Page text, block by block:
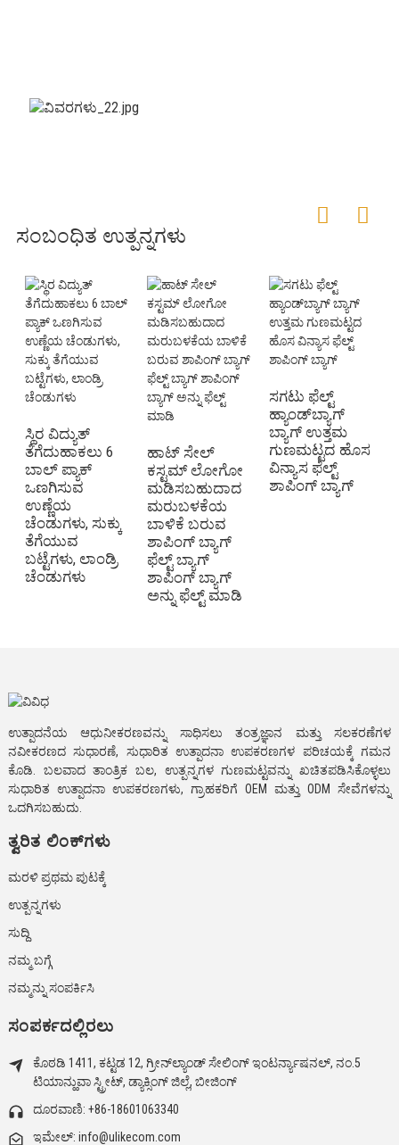
ಸಂಬಂಧಿತ ಉತ್ಪನ್ನಗಳು
ಸ್ಥಿರ ವಿದ್ಯುತ್
ತೆಗೆದುಹಾಕಲು 6
ಬಾಲ್ ಪ್ಯಾಕ್
ಒಣಗಿಸುವ
ಉಣ್ಣೆಯ
ಚೆಂಡುಗಳು, ಸುಕ್ಕು
ತೆಗೆಯುವ
ಬಟ್ಟೆಗಳು, ಲಾಂಡ್ರಿ
ಚೆಂಡುಗಳು
ಹಾಟ್ ಸೇಲ್
ಕಸ್ಟಮ್ ಲೋಗೋ
ಮಡಿಸಬಹುದಾದ
ಮರುಬಳಕೆಯ
ಬಾಳಿಕೆ ಬರುವ
ಶಾಪಿಂಗ್ ಬ್ಯಾಗ್
ಫೆಲ್ಟ್ ಬ್ಯಾಗ್
ಶಾಪಿಂಗ್ ಬ್ಯಾಗ್
ಅನ್ನು ಫೆಲ್ಟ್ ಮಾಡಿ
ಸಗಟು ಫೆಲ್ಟ್
ಹ್ಯಾಂಡ್‌ಬ್ಯಾಗ್
ಬ್ಯಾಗ್ ಉತ್ತಮ
ಗುಣಮಟ್ಟದ ಹೊಸ
ವಿನ್ಯಾಸ ಫೆಲ್ಟ್
ಶಾಪಿಂಗ್ ಬ್ಯಾಗ್
ಉತ್ಪಾದನೆಯ ಆಧುನೀಕರಣವನ್ನು ಸಾಧಿಸಲು ತಂತ್ರಜ್ಞಾನ ಮತ್ತು ಸಲಕರಣೆಗಳ
ನವೀಕರಣದ ಸುಧಾರಣೆ, ಸುಧಾರಿತ ಉತ್ಪಾದನಾ ಉಪಕರಣಗಳ ಪರಿಚಯಕ್ಕೆ ಗಮನ
ಕೊಡಿ. ಬಲವಾದ ತಾಂತ್ರಿಕ ಬಲ, ಉತ್ಪನ್ನಗಳ ಗುಣಮಟ್ಟವನ್ನು ಖಚಿತಪಡಿಸಿಕೊಳ್ಳಲು
ಸುಧಾರಿತ ಉತ್ಪಾದನಾ ಉಪಕರಣಗಳು, ಗ್ರಾಹಕರಿಗೆ OEM ಮತ್ತು ODM ಸೇವೆಗಳನ್ನು
ಒದಗಿಸಬಹುದು.
ತ್ವರಿತ ಲಿಂಕ್‌ಗಳು
ಮರಳಿ ಪ್ರಥಮ ಪುಟಕ್ಕೆ
ಉತ್ಪನ್ನಗಳು
ಸುದ್ದಿ
ನಮ್ಮ ಬಗ್ಗೆ
ನಮ್ಮನ್ನು ಸಂಪರ್ಕಿಸಿ
ಸಂಪರ್ಕದಲ್ಲಿರಲು
ಕೊಠಡಿ 1411, ಕಟ್ಟಡ 12, ಗ್ರೀನ್‌ಲ್ಯಾಂಡ್ ಸೇಲಿಂಗ್ ಇಂಟರ್ನ್ಯಾಷನಲ್, ನಂ.5
ಟಿಯಾನ್ಹುವಾ ಸ್ಟ್ರೀಟ್, ಡ್ಯಾಕ್ಸಿಂಗ್ ಜಿಲ್ಲೆ, ಬೀಜಿಂಗ್
ದೂರವಾಣಿ: +86-18601063340
ಇಮೇಲ್: info@ulikecom.com